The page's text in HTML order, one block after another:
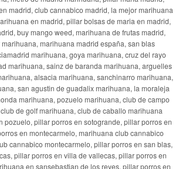
madrid, club cannabico madrid, la mejor marihuana
en madrid, pillar bolsas de maria en madrid,
buy mango weed, marihuana de frutas madrid,
marihuana madrid españa, san blas
marihuana, goya marihuana, cruz del rayo
marihuana, sainz de baranda marihuana, arguelles
alsacia marihuana, sanchinarro marihuana,
san agustin de guadalix marihuana, la moraleja
marihuana, pozuelo marihuana, club de campo
de golf marihuana, club de caballo marihuana
pozuelo, pillar porros en sotogrande, pillar porros en
en montecarmelo, marihuana club cannabico
cannabico montecarmelo, pillar porros en san blas,
pillar porros en villa de vallecas, pillar porros en
en sansebastian de los reyes, pillar porros en